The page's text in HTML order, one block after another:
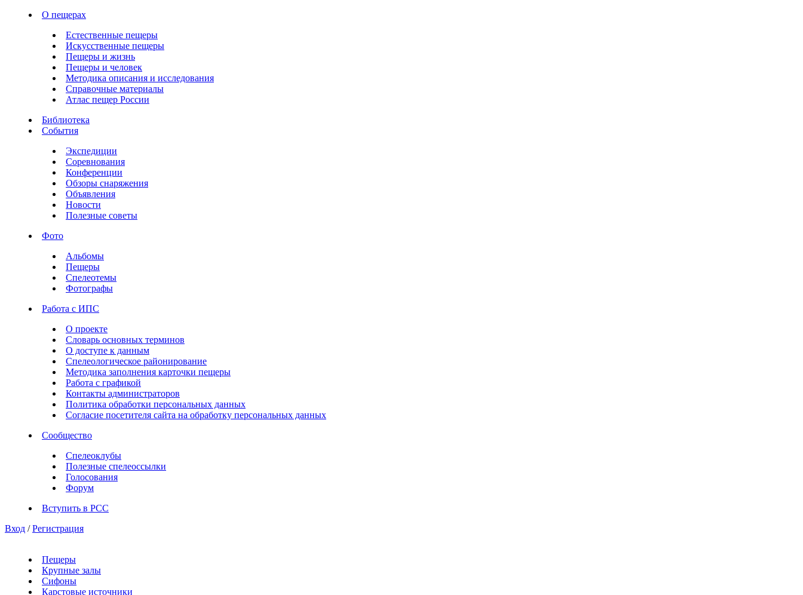
О пещерах
Естественные пещеры
Искусственные пещеры
Пещеры и жизнь
Пещеры и человек
Методика описания и исследования
Справочные материалы
Атлас пещер России
Библиотека
События
Экспедиции
Соревнования
Конференции
Обзоры снаряжения
Объявления
Новости
Полезные советы
Фото
Альбомы
Пещеры
Спелеотемы
Фотографы
Работа с ИПС
О проекте
Словарь основных терминов
О доступе к данным
Спелеологическое районирование
Методика заполнения карточки пещеры
Работа с графикой
Контакты администраторов
Политика обработки персональных данных
Согласие посетителя сайта на обработку персональных данных
Сообщество
Спелеоклубы
Полезные спелеоссылки
Голосования
Форум
Вступить в РСС
Вход / Регистрация
Пещеры
Крупные залы
Сифоны
Карстовые источники